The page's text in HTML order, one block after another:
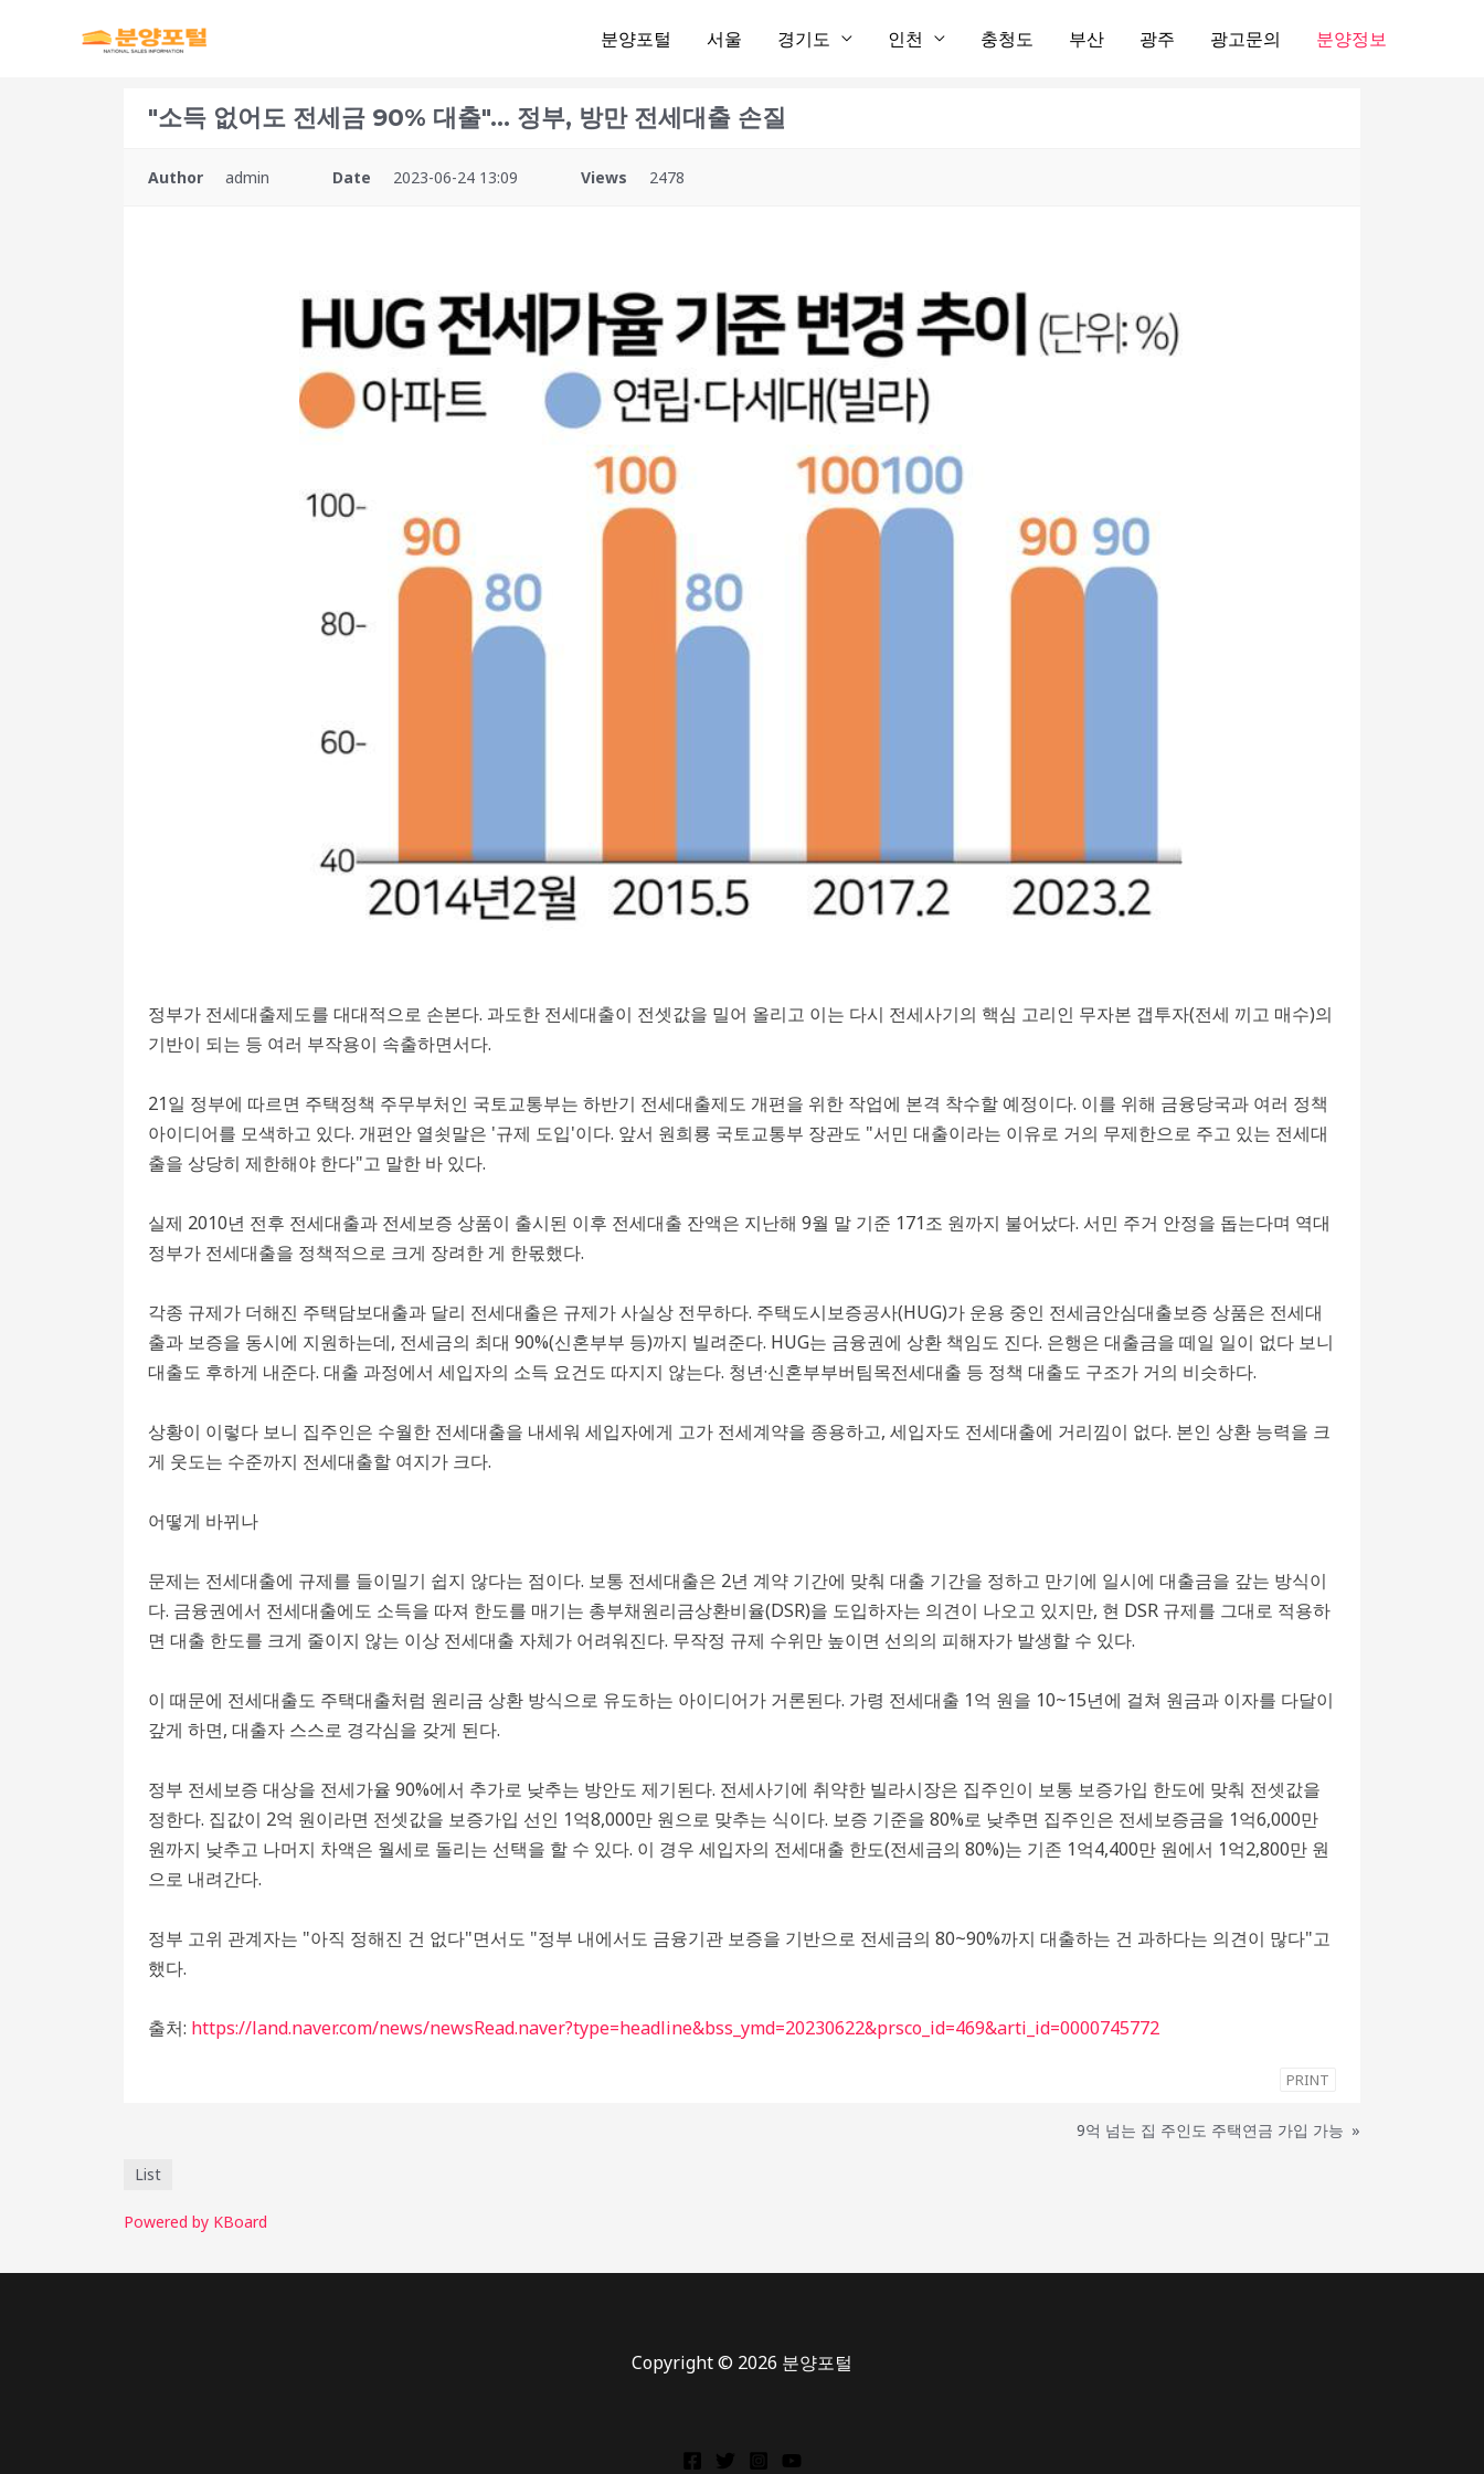
분양포털 서울 경기도 인천 충청도 부산 광주 광고문의 분양정보
"소득 없어도 전세금 90% 대출"... 정부, 방만 전세대출 손질
Author admin Date 2023-06-24 13:09 Views 2478
정부가 전세대출제도를 대대적으로 손본다. 과도한 전세대출이 전셋값을 밀어 올리고 이는 다시 전세사기의 핵심 고리인 무자본 갭투자(전세 끼고 매수)의
기반이 되는 등 여러 부작용이 속출하면서다.
21일 정부에 따르면 주택정책 주무부처인 국토교통부는 하반기 전세대출제도 개편을 위한 작업에 본격 착수할 예정이다. 이를 위해 금융당국과 여러 정책
아이디어를 모색하고 있다. 개편안 열쇳말은 '규제 도입'이다. 앞서 원희룡 국토교통부 장관도 "서민 대출이라는 이유로 거의 무제한으로 주고 있는 전세대
출을 상당히 제한해야 한다"고 말한 바 있다.
실제 2010년 전후 전세대출과 전세보증 상품이 출시된 이후 전세대출 잔액은 지난해 9월 말 기준 171조 원까지 불어났다. 서민 주거 안정을 돕는다며 역대
정부가 전세대출을 정책적으로 크게 장려한 게 한몫했다.
각종 규제가 더해진 주택담보대출과 달리 전세대출은 규제가 사실상 전무하다. 주택도시보증공사(HUG)가 운용 중인 전세금안심대출보증 상품은 전세대
출과 보증을 동시에 지원하는데, 전세금의 최대 90%(신혼부부 등)까지 빌려준다. HUG는 금융권에 상환 책임도 진다. 은행은 대출금을 떼일 일이 없다 보니
대출도 후하게 내준다. 대출 과정에서 세입자의 소득 요건도 따지지 않는다. 청년·신혼부부버팀목전세대출 등 정책 대출도 구조가 거의 비슷하다.
상황이 이렇다 보니 집주인은 수월한 전세대출을 내세워 세입자에게 고가 전세계약을 종용하고, 세입자도 전세대출에 거리낌이 없다. 본인 상환 능력을 크
게 웃도는 수준까지 전세대출할 여지가 크다.
어떻게 바뀌나
문제는 전세대출에 규제를 들이밀기 쉽지 않다는 점이다. 보통 전세대출은 2년 계약 기간에 맞춰 대출 기간을 정하고 만기에 일시에 대출금을 갚는 방식이
다. 금융권에서 전세대출에도 소득을 따져 한도를 매기는 총부채원리금상환비율(DSR)을 도입하자는 의견이 나오고 있지만, 현 DSR 규제를 그대로 적용하
면 대출 한도를 크게 줄이지 않는 이상 전세대출 자체가 어려워진다. 무작정 규제 수위만 높이면 선의의 피해자가 발생할 수 있다.
이 때문에 전세대출도 주택대출처럼 원리금 상환 방식으로 유도하는 아이디어가 거론된다. 가령 전세대출 1억 원을 10~15년에 걸쳐 원금과 이자를 다달이
갚게 하면, 대출자 스스로 경각심을 갖게 된다.
정부 전세보증 대상을 전세가율 90%에서 추가로 낮추는 방안도 제기된다. 전세사기에 취약한 빌라시장은 집주인이 보통 보증가입 한도에 맞춰 전셋값을
정한다. 집값이 2억 원이라면 전셋값을 보증가입 선인 1억8,000만 원으로 맞추는 식이다. 보증 기준을 80%로 낮추면 집주인은 전세보증금을 1억6,000만
원까지 낮추고 나머지 차액은 월세로 돌리는 선택을 할 수 있다. 이 경우 세입자의 전세대출 한도(전세금의 80%)는 기존 1억4,400만 원에서 1억2,800만 원
으로 내려간다.
정부 고위 관계자는 "아직 정해진 건 없다"면서도 "정부 내에서도 금융기관 보증을 기반으로 전세금의 80~90%까지 대출하는 건 과하다는 의견이 많다"고
했다.
출처: https://land.naver.com/news/newsRead.naver?type=headline&bss_ymd=20230622&prsco_id=469&arti_id=0000745772
PRINT
9억 넘는 집 주인도 주택연금 가입 가능 »
List
Powered by KBoard
Copyright © 2026 분양포털